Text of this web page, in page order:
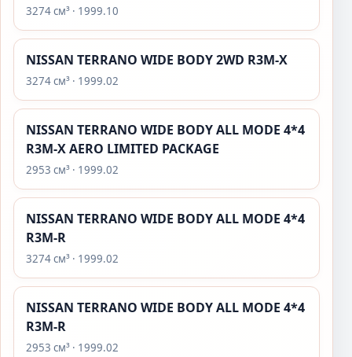
3274 см³ · 1999.10
NISSAN TERRANO WIDE BODY 2WD R3M-X
3274 см³ · 1999.02
NISSAN TERRANO WIDE BODY ALL MODE 4*4
R3M-X AERO LIMITED PACKAGE
2953 см³ · 1999.02
NISSAN TERRANO WIDE BODY ALL MODE 4*4
R3M-R
3274 см³ · 1999.02
NISSAN TERRANO WIDE BODY ALL MODE 4*4
R3M-R
2953 см³ · 1999.02